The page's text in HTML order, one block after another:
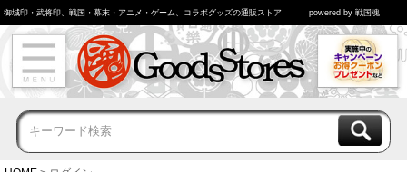
御城印・武将印、戦国・幕末・アニメ・ゲーム、コラボグッズの通販ストア powered by 戦国魂